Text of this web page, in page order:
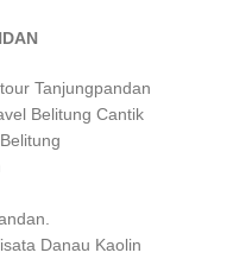
Tanjungpandan
Belitung Cantik
Danau Kaolin